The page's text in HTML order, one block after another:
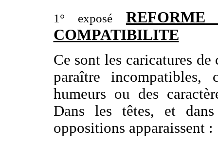
1° exposé
COMPATIBILITE
Ce sont les caricatures
paraître incompatibles,
humeurs ou des
Dans les têtes, et
oppositions apparaissent :